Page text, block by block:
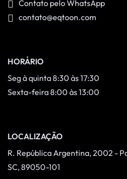
Contato pelo WhatsApp
contato@eqtoon.com
HORÁRIO
Seg à quinta 8:30 às 17:30
Sexta-feira 8:00 às 13:00
LOCALIZAÇÃO
R. República Argentina, 2002 -
SC, 89050-101